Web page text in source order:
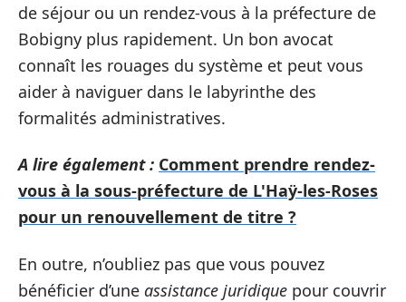
de séjour ou un rendez-vous à la préfecture de
Bobigny plus rapidement. Un bon avocat
connaît les rouages du système et peut vous
aider à naviguer dans le labyrinthe des
formalités administratives.
A lire également : Comment prendre rendez-
vous à la sous-préfecture de L'Haÿ-les-Roses
pour un renouvellement de titre ?
En outre, n’oubliez pas que vous pouvez
bénéficier d’une assistance juridique pour couvrir